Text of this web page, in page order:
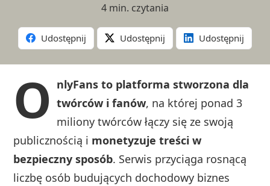
4 min. czytania
Udostępnij Udostępnij Udostępnij
O nlyFans to platforma stworzona dla
twórców i fanów, na której ponad 3
miliony twórców łączy się ze swoją
publicznością i monetyzuje treści w
bezpieczny sposób. Serwis przyciąga rosnącą
liczbę osób budujących dochodowy biznes